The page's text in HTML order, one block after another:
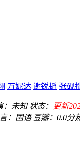
万妮达 谢锐韬 张砚
未知 状态： 更新
： 国语 豆瓣：0.0分